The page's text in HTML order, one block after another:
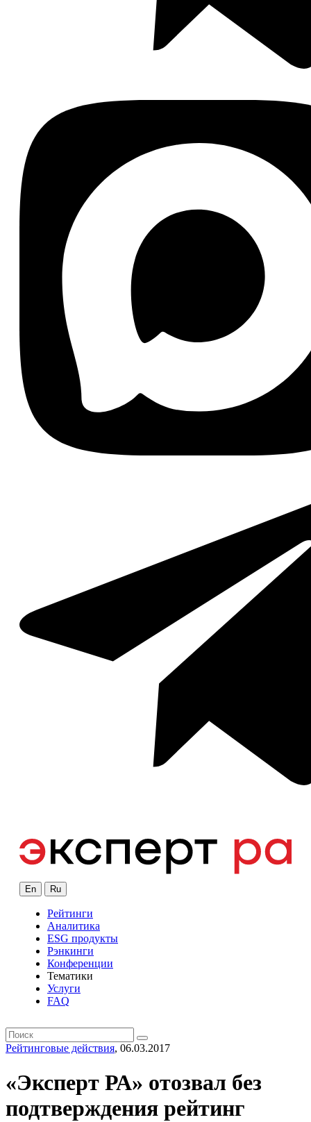
En Ru
Рейтинги
Аналитика
ESG продукты
Рэнкинги
Конференции
Тематики
Услуги
FAQ
Рейтинговые действия, 06.03.2017
«Эксперт РА» отозвал без
подтверждения рейтинг